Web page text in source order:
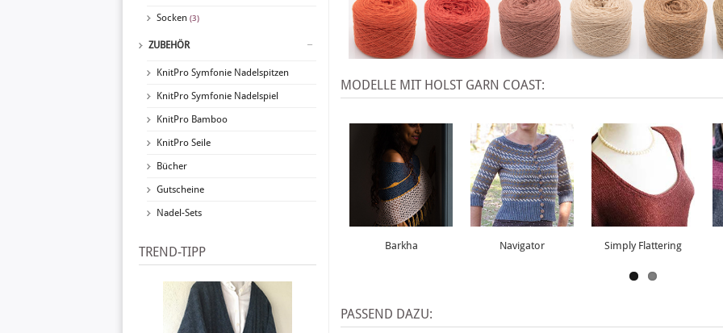
Socken (3)
ZUBEHÖR
KnitPro Symfonie Nadelspitzen
KnitPro Symfonie Nadelspiel
KnitPro Bamboo
KnitPro Seile
Bücher
Gutscheine
Nadel-Sets
TREND-TIPP
MODELLE MIT HOLST GARN COAST:
Barkha Navigator Simply Flattering
PASSEND DAZU: